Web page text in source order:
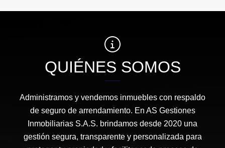
QUIÉNES SOMOS
Administramos y vendemos inmuebles con respaldo
de seguro de arrendamiento. En AS Gestiones
Inmobiliarias S.A.S. brindamos desde 2020 una
gestión segura, transparente y personalizada para